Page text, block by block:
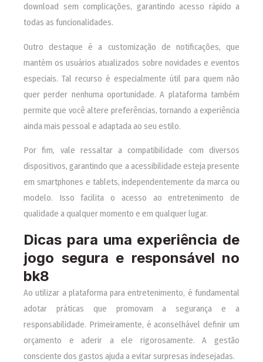
download sem complicações, garantindo acesso rápido a
todas as funcionalidades.
Outro destaque é a customização de notificações, que
mantém os usuários atualizados sobre novidades e eventos
especiais. Tal recurso é especialmente útil para quem não
quer perder nenhuma oportunidade. A plataforma também
permite que você altere preferências, tornando a experiência
ainda mais pessoal e adaptada ao seu estilo.
Por fim, vale ressaltar a compatibilidade com diversos
dispositivos, garantindo que a acessibilidade esteja presente
em smartphones e tablets, independentemente da marca ou
modelo. Isso facilita o acesso ao entretenimento de
qualidade a qualquer momento e em qualquer lugar.
Dicas para uma experiência de
jogo segura e responsável no
bk8
Ao utilizar a plataforma para entretenimento, é fundamental
adotar práticas que promovam a segurança e a
responsabilidade. Primeiramente, é aconselhável definir um
orçamento e aderir a ele rigorosamente. A gestão
consciente dos gastos ajuda a evitar surpresas indesejadas.